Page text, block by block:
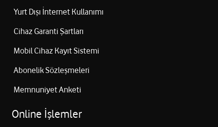
Yurt Dışı İnternet Kullanımı
Cihaz Garanti Şartları
Mobil Cihaz Kayıt Sistemi
Abonelik Sözleşmeleri
Memnuniyet Anketi
Online İşlemler